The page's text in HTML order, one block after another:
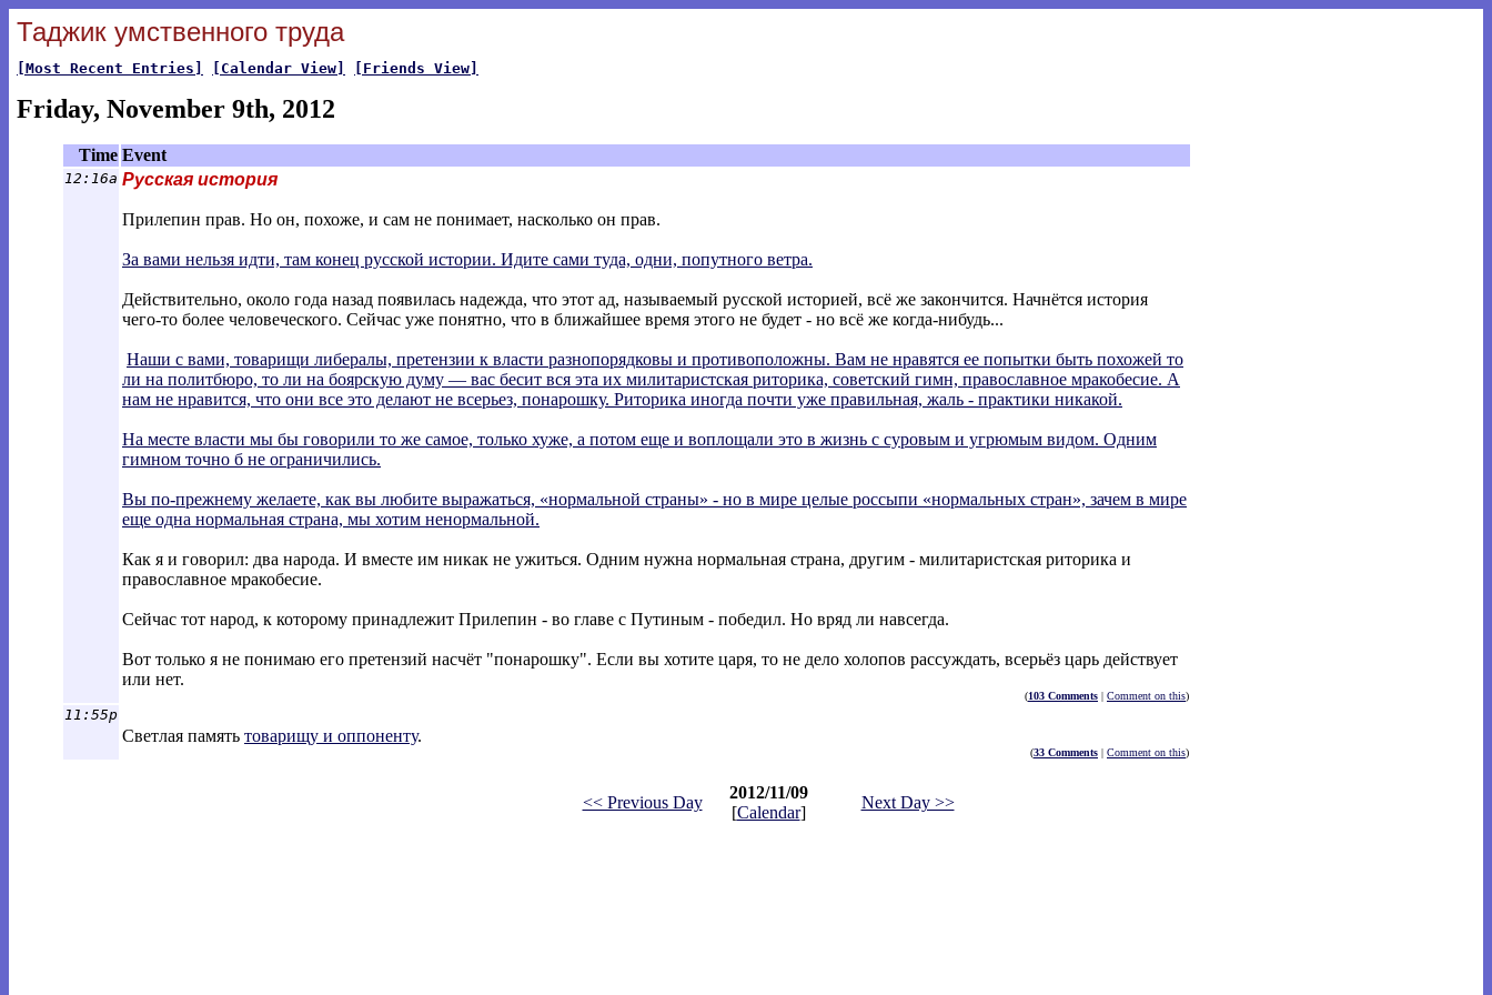
Таджик умственного труда
[Most Recent Entries] [Calendar View] [Friends View]
Friday, November 9th, 2012
Time Event
12:16a Русская история
Прилепин прав. Но он, похоже, и сам не понимает, насколько он прав.
За вами нельзя идти, там конец русской истории. Идите сами туда, одни, попутного ветра.
Действительно, около года назад появилась надежда, что этот ад, называемый русской историей, всё же закончится. Начнётся история
чего-то более человеческого. Сейчас уже понятно, что в ближайшее время этого не будет - но всё же когда-нибудь...
Наши с вами, товарищи либералы, претензии к власти разнопорядковы и противоположны. Вам не нравятся ее попытки быть похожей то
ли на политбюро, то ли на боярскую думу — вас бесит вся эта их милитаристская риторика, советский гимн, православное мракобесие. А
нам не нравится, что они все это делают не всерьез, понарошку. Риторика иногда почти уже правильная, жаль - практики никакой.
На месте власти мы бы говорили то же самое, только хуже, а потом еще и воплощали это в жизнь с суровым и угрюмым видом. Одним
гимном точно б не ограничились.
Вы по-прежнему желаете, как вы любите выражаться, «нормальной страны» - но в мире целые россыпи «нормальных стран», зачем в мире
еще одна нормальная страна, мы хотим ненормальной.
Как я и говорил: два народа. И вместе им никак не ужиться. Одним нужна нормальная страна, другим - милитаристская риторика и
православное мракобесие.
Сейчас тот народ, к которому принадлежит Прилепин - во главе с Путиным - победил. Но вряд ли навсегда.
Вот только я не понимаю его претензий насчёт "понарошку". Если вы хотите царя, то не дело холопов рассуждать, всерьёз царь действует
или нет.
(103 Comments | Comment on this)
11:55p
Светлая память товарищу и оппоненту.
(33 Comments | Comment on this)
<< Previous Day
2012/11/09
[Calendar]
Next Day >>